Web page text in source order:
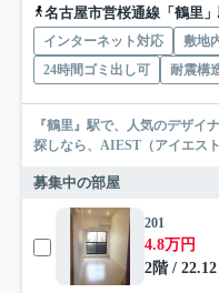
名古屋市営桜通線「鶴里
インターネット対応 敷地
24時間ゴミ出し可
耐震構
『鶴里』駅で、人気のデザイ
探しなら、AIEST（アイエス
募集中の部屋
201
4.8万円
2階 /